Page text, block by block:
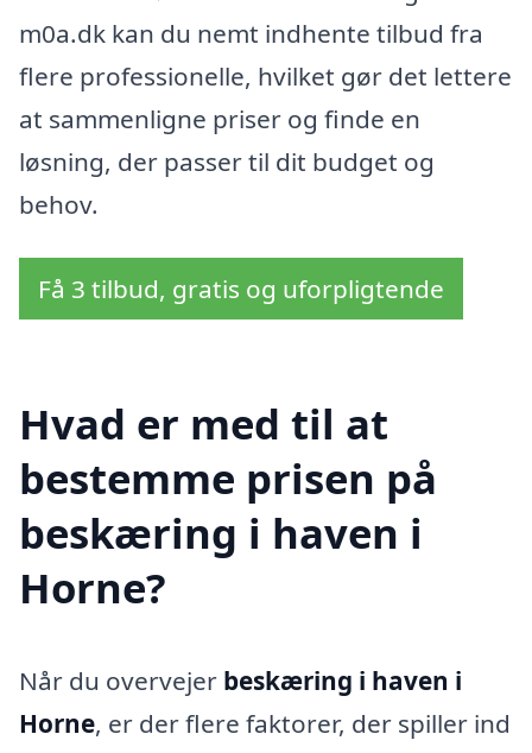
m0a.dk kan du nemt indhente tilbud fra
flere professionelle, hvilket gør det lettere
at sammenligne priser og finde en
løsning, der passer til dit budget og
behov.
Få 3 tilbud, gratis og uforpligtende
Hvad er med til at
bestemme prisen på
beskæring i haven i
Horne?
Når du overvejer beskæring i haven i
Horne, er der flere faktorer, der spiller ind